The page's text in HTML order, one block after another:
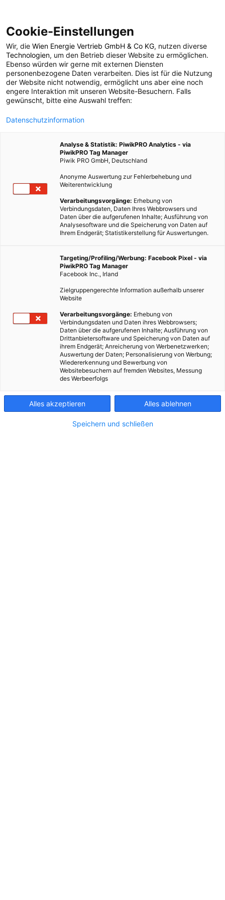
POSTS BY TAG
Lebensmittelmotten
1 BEITRAG
Cookie-Einstellungen
Wir, die Wien Energie Vertrieb GmbH & Co KG, nutzen diverse
Technologien, um den Betrieb dieser Website zu ermöglichen.
Ebenso würden wir gerne mit externen Diensten
personenbezogene Daten verarbeiten. Dies ist für die Nutzung
der Website nicht notwendig, ermöglicht uns aber eine noch
engere Interaktion mit unseren Website-Besuchern. Falls
gewünscht, bitte eine Auswahl treffen:
Datenschutzinformation
Analyse & Statistik: PiwikPRO Analytics - via
PiwikPRO Tag Manager
Piwik PRO GmbH, Deutschland
Anonyme Auswertung zur Fehlerbehebung und
Weiterentwicklung
Verarbeitungsvorgänge: Erhebung von
Verbindungsdaten, Daten Ihres Webbrowsers und
Daten über die aufgerufenen Inhalte; Ausführung von
Analysesoftware und die Speicherung von Daten auf
Ihrem Endgerät; Statistikerstellung für Auswertungen.
Targeting/Profiling/Werbung: Facebook Pixel - via
PiwikPRO Tag Manager
Facebook Inc., Irland
Zielgruppengerechte Information außerhalb unserer
Website
Verarbeitungsvorgänge: Erhebung von
Verbindungsdaten und Daten ihres Webbrowsers;
Daten über die aufgerufenen Inhalte; Ausführung von
Drittanbietersoftware und Speicherung von Daten auf
ihrem Endgerät; Anreicherung von Werbenetzwerken;
Auswertung der Daten; Personalisierung von Werbung;
Wiedererkennung und Bewerbung von
Websitebesuchern auf fremden Websites, Messung
des Werbeerfolgs
Alles akzeptieren Alles ablehnen
Speichern und schließen